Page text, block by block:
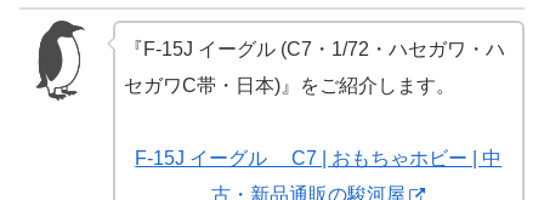
『F-15J イーグル (C7・1/72・ハセガワ・ハ
セガワC帯・日本)』をご紹介します。
F-15J イーグル C7 | おもちゃホビー | 中
古・新品通販の駿河屋